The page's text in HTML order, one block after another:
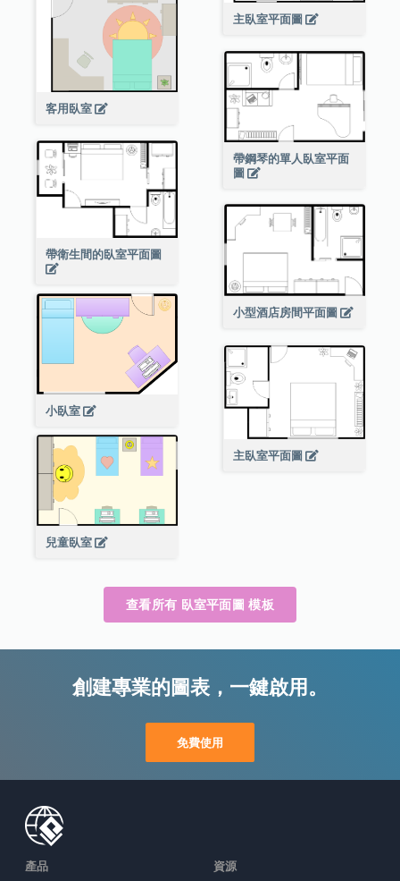
主臥室平面圖
客用臥室
帶鋼琴的單人臥室平面
圖
帶衛生間的臥室平面圖
小型酒店房間平面圖
小臥室
主臥室平面圖
兒童臥室
查看所有 臥室平面圖 模板
創建專業的圖表，一鍵啟用。
免費使用
產品 資源